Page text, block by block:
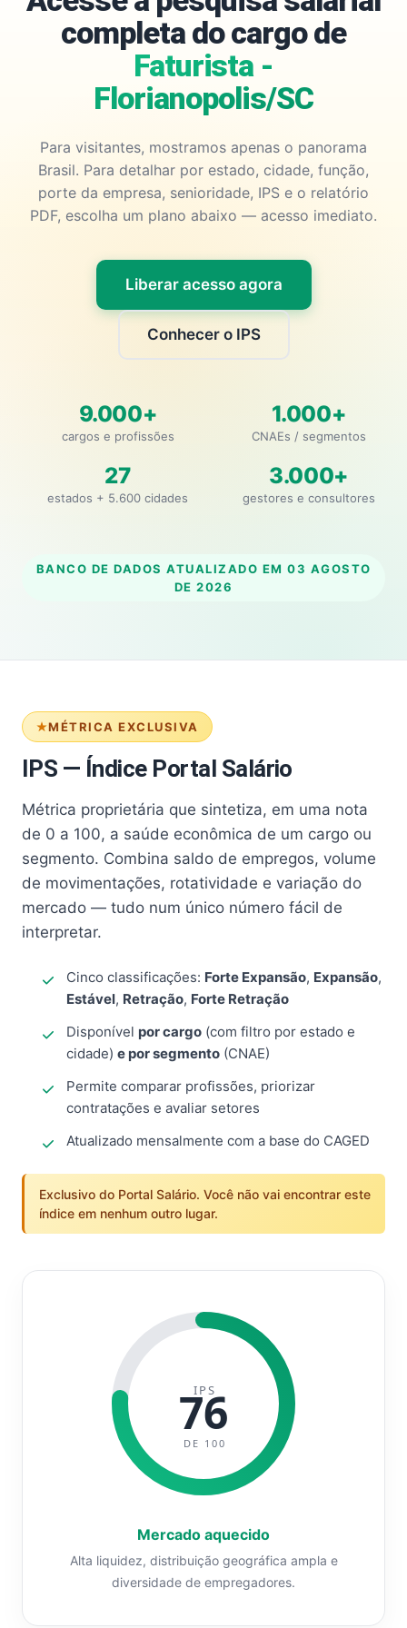
completa do cargo de
Faturista -
Florianopolis/SC
Para visitantes, mostramos apenas o panorama
Brasil. Para detalhar por estado, cidade, função,
porte da empresa, senioridade, IPS e o relatório
PDF, escolha um plano abaixo — acesso imediato.
Liberar acesso agora
Conhecer o IPS
9.000+
cargos e profissões
1.000+
CNAEs / segmentos
27
estados + 5.600 cidades
3.000+
gestores e consultores
BANCO DE DADOS ATUALIZADO EM 03 AGOSTO
DE 2026
MÉTRICA EXCLUSIVA
IPS — Índice Portal Salário
Métrica proprietária que sintetiza, em uma nota
de 0 a 100, a saúde econômica de um cargo ou
segmento. Combina saldo de empregos, volume
de movimentações, rotatividade e variação do
mercado — tudo num único número fácil de
interpretar.
Cinco classificações: Forte Expansão, Expansão,
Estável, Retração, Forte Retração
Disponível por cargo (com filtro por estado e
cidade) e por segmento (CNAE)
Permite comparar profissões, priorizar
contratações e avaliar setores
Atualizado mensalmente com a base do CAGED
Exclusivo do Portal Salário. Você não vai encontrar este
índice em nenhum outro lugar.
IPS
76
DE 100
Mercado aquecido
Alta liquidez, distribuição geográfica ampla e
diversidade de empregadores.